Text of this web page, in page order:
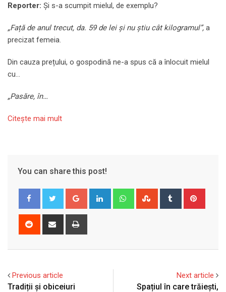
Reporter: Și s-a scumpit mielul, de exemplu?
„Față de anul trecut, da. 59 de lei și nu știu cât kilogramul”, a
precizat femeia.
Din cauza prețului, o gospodină ne-a spus că a înlocuit mielul
cu…
„Pasăre, în…
Citeşte mai mult
You can share this post!
Google+ LinkedIn WhatsappStumbleUpon
Tumblr
Reddit
Share
Previous article
Tradiții și obiceiuri
Next article
Spațiul în care trăiești,